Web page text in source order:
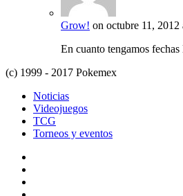
Grow! on octubre 11, 2012
En cuanto tengamos fechas
(c) 1999 - 2017 Pokemex
Noticias
Videojuegos
TCG
Torneos y eventos